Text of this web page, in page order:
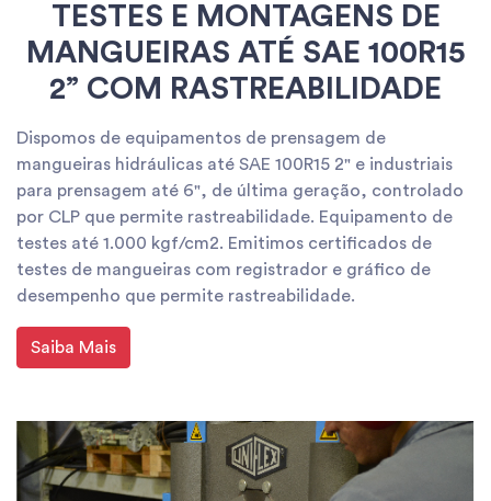
TESTES E MONTAGENS DE
MANGUEIRAS ATÉ SAE 100R15
2” COM RASTREABILIDADE
Dispomos de equipamentos de prensagem de
mangueiras hidráulicas até SAE 100R15 2" e industriais
para prensagem até 6", de última geração, controlado
por CLP que permite rastreabilidade. Equipamento de
testes até 1.000 kgf/cm2. Emitimos certificados de
testes de mangueiras com registrador e gráfico de
desempenho que permite rastreabilidade.
Saiba Mais